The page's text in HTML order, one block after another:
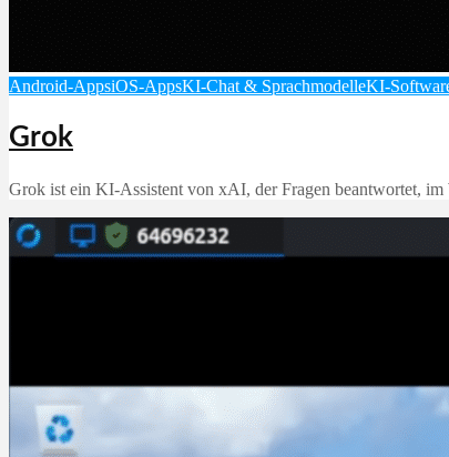
Android-AppsiOS-AppsKI-Chat & SprachmodelleKI-
Grok
Grok ist ein KI‑Assistent von xAI, der Fragen beantwortet,